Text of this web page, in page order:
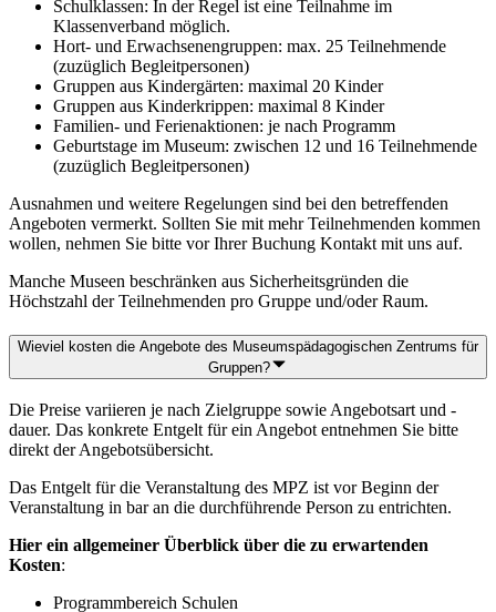
Schulklassen: In der Regel ist eine Teilnahme im
Klassenverband möglich.
Hort- und Erwachsenengruppen: max. 25 Teilnehmende
(zuzüglich Begleitpersonen)
Gruppen aus Kindergärten: maximal 20 Kinder
Gruppen aus Kinderkrippen: maximal 8 Kinder
Familien- und Ferienaktionen: je nach Programm
Geburtstage im Museum: zwischen 12 und 16 Teilnehmende
(zuzüglich Begleitpersonen)
Ausnahmen und weitere Regelungen sind bei den betreffenden
Angeboten vermerkt. Sollten Sie mit mehr Teilnehmenden kommen
wollen, nehmen Sie bitte vor Ihrer Buchung Kontakt mit uns auf.
Manche Museen beschränken aus Sicherheitsgründen die
Höchstzahl der Teilnehmenden pro Gruppe und/oder Raum.
Wieviel kosten die Angebote des Museumspädagogischen Zentrums für
Gruppen?
Die Preise variieren je nach Zielgruppe sowie Angebotsart und -
dauer. Das konkrete Entgelt für ein Angebot entnehmen Sie bitte
direkt der Angebotsübersicht.
Das Entgelt für die Veranstaltung des MPZ ist vor Beginn der
Veranstaltung in bar an die durchführende Person zu entrichten.
Hier ein allgemeiner Überblick über die zu erwartenden
Kosten:
Programmbereich Schulen